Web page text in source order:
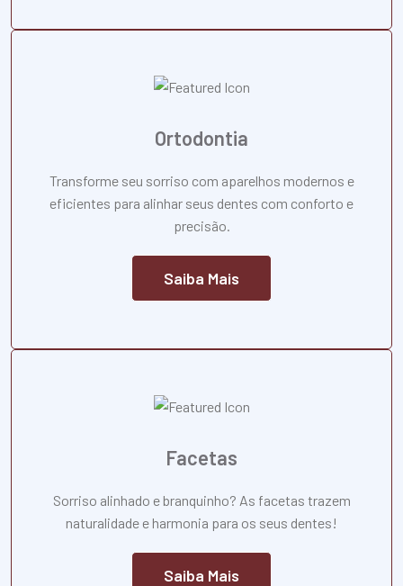
Ortodontia
Transforme seu sorriso com aparelhos modernos e
eficientes para alinhar seus dentes com conforto e
precisão.
Saiba Mais
Facetas
Sorriso alinhado e branquinho? As facetas trazem
naturalidade e harmonia para os seus dentes!
Saiba Mais